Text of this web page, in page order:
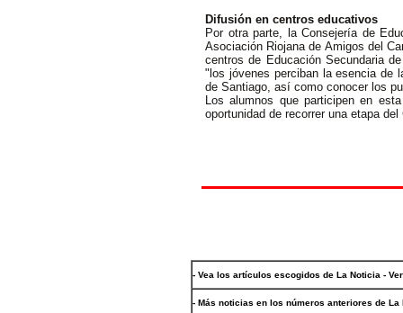
Difusión en centros educativos
Por otra parte, la Consejería de
Asociación Riojana de Amigos del
centros de Educación Secundaria
"los jóvenes perciban la esencia de
de Santiago, así como conocer los
Los alumnos que participen en
oportunidad de recorrer una etapa
- Vea los artículos escogidos de La Noticia -
- Más noticias en los números anteriores de La